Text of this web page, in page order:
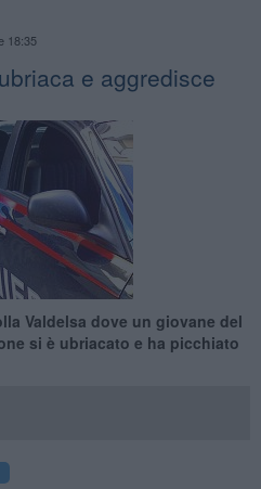
18:35
e aggredisce
Valdelsa dove un giovane del
si è ubriacato e ha picchiato